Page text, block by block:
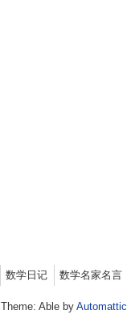
数学日记 数学名家名言
Theme: Able by Automattic